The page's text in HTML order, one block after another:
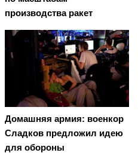
производства ракет
Домашняя армия: военкор
Сладков предложил идею
для обороны